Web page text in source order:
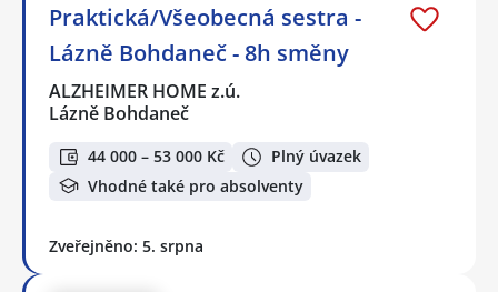
Praktická/Všeobecná sestra -
Lázně Bohdaneč - 8h směny
ALZHEIMER HOME z.ú.
Lázně Bohdaneč
44 000 – 53 000 Kč
Plný úvazek
Vhodné také pro absolventy
Zveřejněno: 5. srpna